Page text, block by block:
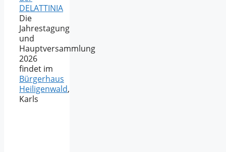
DELATTINIA
Die
Jahrestagung
und
Hauptversammlung
2026
findet im
Bürgerhaus
Heiligenwald,
Karls